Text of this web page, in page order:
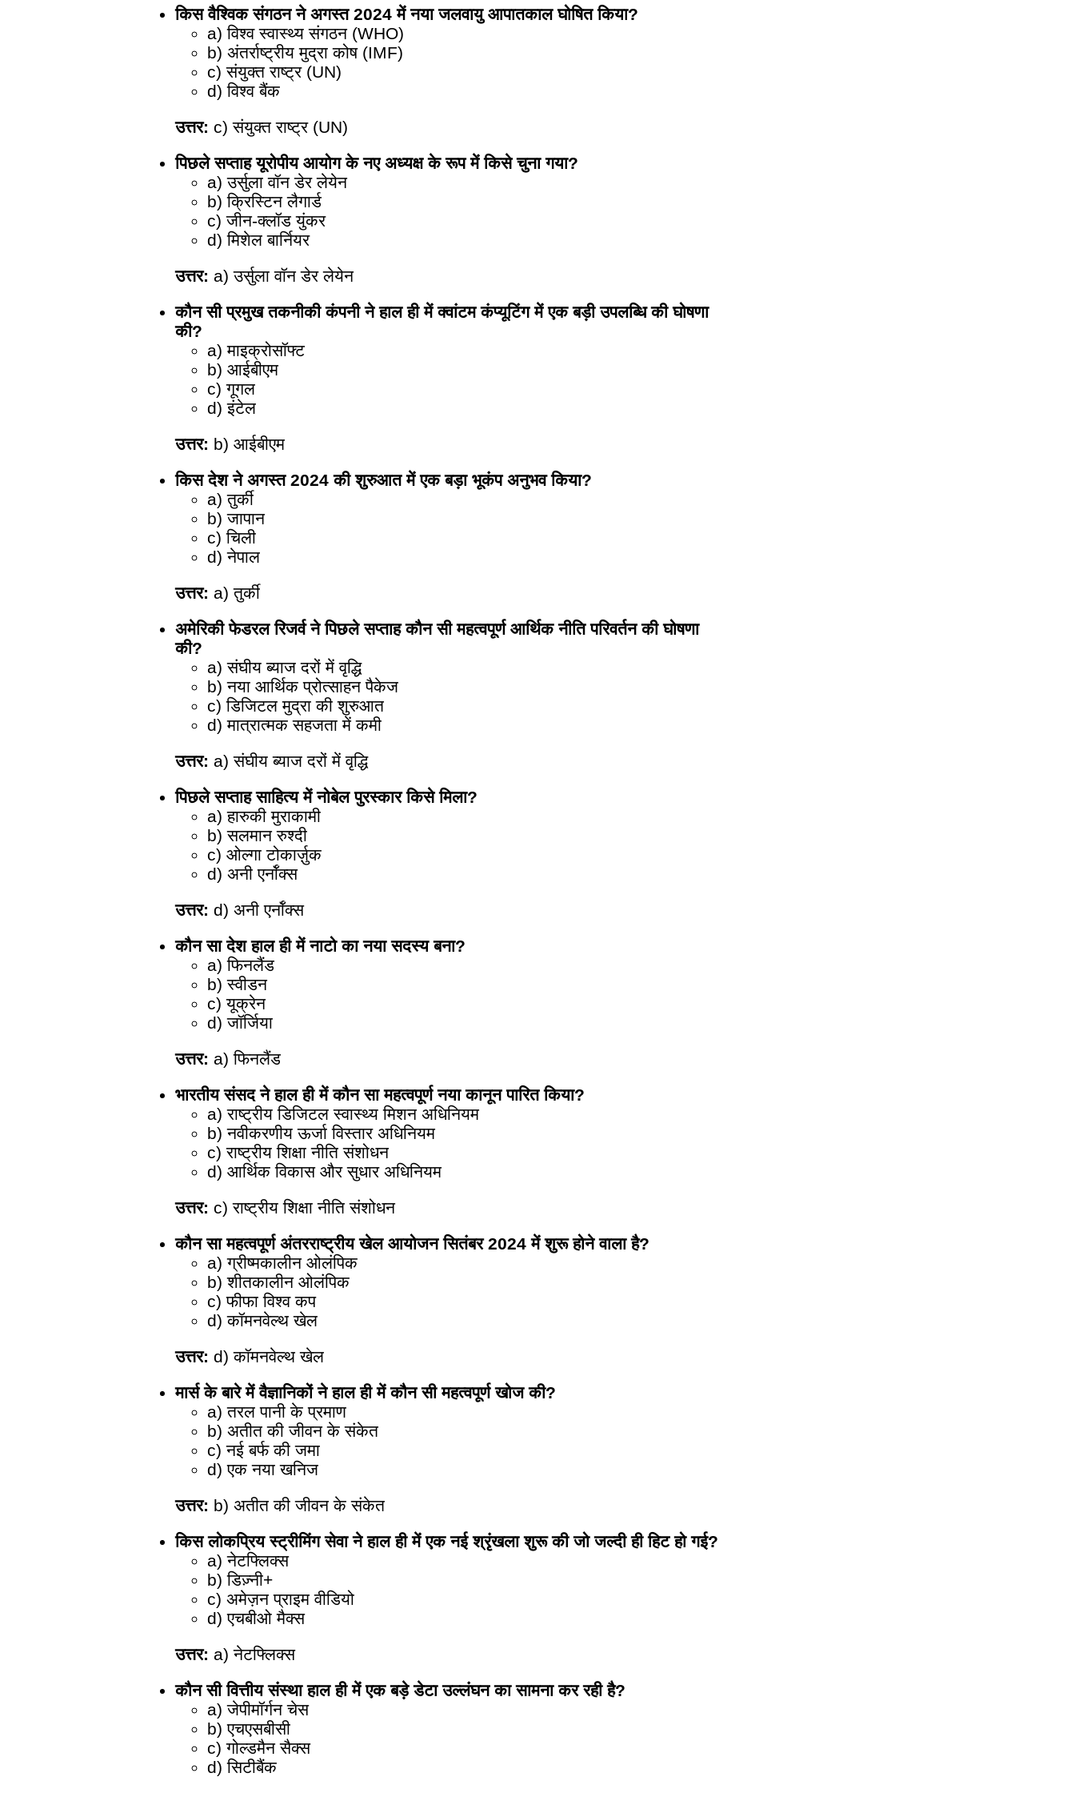
किस वैश्विक संगठन ने अगस्त 2024 में नया जलवायु आपातकाल घोषित किया?
a) विश्व स्वास्थ्य संगठन (WHO)
b) अंतर्राष्ट्रीय मुद्रा कोष (IMF)
c) संयुक्त राष्ट्र (UN)
d) विश्व बैंक
उत्तर: c) संयुक्त राष्ट्र (UN)
पिछले सप्ताह यूरोपीय आयोग के नए अध्यक्ष के रूप में किसे चुना गया?
a) उर्सुला वॉन डेर लेयेन
b) क्रिस्टिन लैगार्ड
c) जीन-क्लॉड युंकर
d) मिशेल बार्नियर
उत्तर: a) उर्सुला वॉन डेर लेयेन
कौन सी प्रमुख तकनीकी कंपनी ने हाल ही में क्वांटम कंप्यूटिंग में एक बड़ी उपलब्धि की घोषणा
की?
a) माइक्रोसॉफ्ट
b) आईबीएम
c) गूगल
d) इंटेल
उत्तर: b) आईबीएम
किस देश ने अगस्त 2024 की शुरुआत में एक बड़ा भूकंप अनुभव किया?
a) तुर्की
b) जापान
c) चिली
d) नेपाल
उत्तर: a) तुर्की
अमेरिकी फेडरल रिजर्व ने पिछले सप्ताह कौन सी महत्वपूर्ण आर्थिक नीति परिवर्तन की घोषणा
की?
a) संघीय ब्याज दरों में वृद्धि
b) नया आर्थिक प्रोत्साहन पैकेज
c) डिजिटल मुद्रा की शुरुआत
d) मात्रात्मक सहजता में कमी
उत्तर: a) संघीय ब्याज दरों में वृद्धि
पिछले सप्ताह साहित्य में नोबेल पुरस्कार किसे मिला?
a) हारुकी मुराकामी
b) सलमान रुश्दी
c) ओल्गा टोकार्ज़ुक
d) अनी एर्नॉक्स
उत्तर: d) अनी एर्नॉक्स
कौन सा देश हाल ही में नाटो का नया सदस्य बना?
a) फिनलैंड
b) स्वीडन
c) यूक्रेन
d) जॉर्जिया
उत्तर: a) फिनलैंड
भारतीय संसद ने हाल ही में कौन सा महत्वपूर्ण नया कानून पारित किया?
a) राष्ट्रीय डिजिटल स्वास्थ्य मिशन अधिनियम
b) नवीकरणीय ऊर्जा विस्तार अधिनियम
c) राष्ट्रीय शिक्षा नीति संशोधन
d) आर्थिक विकास और सुधार अधिनियम
उत्तर: c) राष्ट्रीय शिक्षा नीति संशोधन
कौन सा महत्वपूर्ण अंतरराष्ट्रीय खेल आयोजन सितंबर 2024 में शुरू होने वाला है?
a) ग्रीष्मकालीन ओलंपिक
b) शीतकालीन ओलंपिक
c) फीफा विश्व कप
d) कॉमनवेल्थ खेल
उत्तर: d) कॉमनवेल्थ खेल
मार्स के बारे में वैज्ञानिकों ने हाल ही में कौन सी महत्वपूर्ण खोज की?
a) तरल पानी के प्रमाण
b) अतीत की जीवन के संकेत
c) नई बर्फ की जमा
d) एक नया खनिज
उत्तर: b) अतीत की जीवन के संकेत
किस लोकप्रिय स्ट्रीमिंग सेवा ने हाल ही में एक नई श्रृंखला शुरू की जो जल्दी ही हिट हो गई?
a) नेटफ्लिक्स
b) डिज़्नी+
c) अमेज़न प्राइम वीडियो
d) एचबीओ मैक्स
उत्तर: a) नेटफ्लिक्स
कौन सी वित्तीय संस्था हाल ही में एक बड़े डेटा उल्लंघन का सामना कर रही है?
a) जेपीमॉर्गन चेस
b) एचएसबीसी
c) गोल्डमैन सैक्स
d) सिटीबैंक